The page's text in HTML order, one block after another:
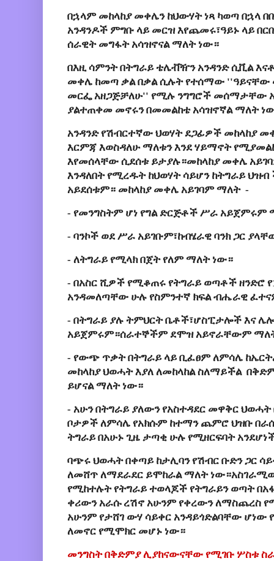
በኋላም መከላከያ መቀሌን ከህውሃት ነጻ ካወጣ በኋላ
አንዳንዶች ምግቡ ላይ መርዝ እየጨመሩ፣ዓይኑ ላይ
ሰራዊት መግፋት አሳዝኖናል ማለት ነው።
በእዚ ሳምንት በትግራይ ቴሌቭዥን አንዳንድ ሲቪል
መቀሌ ከመጣ ቃል በቃል ሲሉት የተሰማው ''ዓይናቸው
መርፌ አዘጋጅቻለሁ'' የሚሉ ንግግሮች መሰማታቸው
ያልተጠቀመ መኖሩን በመመልከቴ አሳዝኖኛል ማለት
አንዳንድ የሽብርተኛው ህወሃት ደጋፊዎች መከላከያ
እርምጃ እወስዳለሁ ማለቱን እንደ ሃይማኖት
እየመሰላቸው ሲደሰቱ ይታያሉ።መከላከያ መቀሌ
እንዳለበት የሚረዱት ከህወሃት ሳይሆን ከትግራይ ህዝብ
አይደሰቱም። መከላከያ መቀሌ አይገባም ማለት -
- የመንግስትም ሆነ የግል ድርጅቶች ሥራ አይጀምሩም
- ባንኮች ወደ ሥራ አይገቡም፣ከብሄራዊ ባንክ ጋር
- ለትግራይ የሚላክ በጀት የለም ማለት ነው።
- በአስር ሺዎች የሚቆጠሩ የትግራይ ወጣቶች ዘንድሮ
አንዳመለጣቸው ሁሉ የስምንተኛ ክፍል ብሔራዊ
- በትግራይ ያሉ ትምህርት ቤቶች፣ሆስፒታሎች እና
አይጀምሩም።ሰራተኞችም ደሞዝ አይኖራቸውም
- የውጭ ጥቃት በትግራይ ላይ ቢፈፀም ለምሳሌ
መከላከያ ህወሓት እያለ ለመከላከል ስለማይችል
ይሆናል ማለት ነው።
- አሁን በትግራይ ያለውን የአስተዳደር መዋቅር
ቦታዎች ለምሳሌ የአክሱም ከተማን ጨምሮ ህዝቡ
ትግራይ በአሁኑ ጊዜ ታጣቂ ሁሉ የሚዘርፍባት
ባጭሩ ህወሓት በቀጣይ ከታሊባን የሽብር ቡድን ጋር
ለመሸጥ ለማደራደር ይሞከራል ማለት
የሚከተሉት የትግራይ ተወላጆች የትግራይን ወጣት
ቀሪውን አራሱ ረሽኖ አሁንም የቀረውን ለማስጨረስ
አሁንም የታሸገ ውሃ ሳይቀር አንዳይጎድልባቸው ሆነው
ለመኖር የሚሞክር መሆኑ ነው።
መንግስት በቅድምያ ሊያከናውናቸው የሚገቡ ሦስቱ